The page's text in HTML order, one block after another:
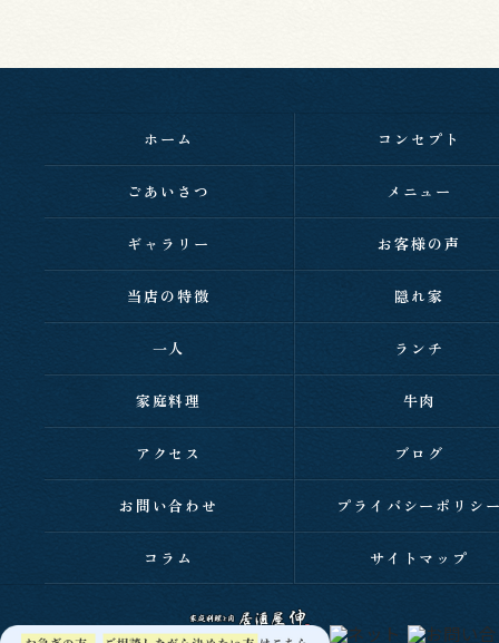
ホーム コンセプト
ごあいさつ メニュー
ギャラリー お客様の声
当店の特徴 隠れ家
一人 ランチ
家庭料理 牛肉
アクセス ブログ
お問い合わせ プライバシーポリシ
コラム サイトマップ